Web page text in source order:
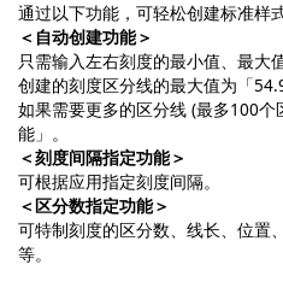
通过以下功能，可轻松创建标准样
＜自动创建功能＞
只需输入左右刻度的最小值、最大
创建的刻度区分线的最大值为「54.9
如果需要更多的区分线 (最多100
能」。
＜刻度间隔指定功能＞
可根据应用指定刻度间隔。
＜区分数指定功能＞
可特制刻度的区分数、线长、位置
等。